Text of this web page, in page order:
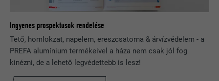
Ingyenes prospektusok rendelése
Tető, homlokzat, napelem, ereszcsatorna & árvízvédelem - a
PREFA alumínium termékeivel a háza nem csak jól fog
kinézni, de a lehető legvédettebb is lesz!
SZOLGÁLTATÓ Google Universal Analytics
FOLYAMAT 1 nap
Egy egyértelmű azonosítót jegyez be,
amelyet statisztikai adatok
eredményt jelenítsenek meg (pl. 10
SafeSearch szűrőt aktiválni kívánja-e.
NÉV lang